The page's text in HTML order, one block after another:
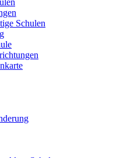
Schulen